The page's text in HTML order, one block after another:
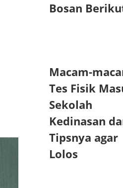
Bosan
Macam-
Tes Fisik
Sekolah
Kedinasan
Tipsnya agar
Lolos